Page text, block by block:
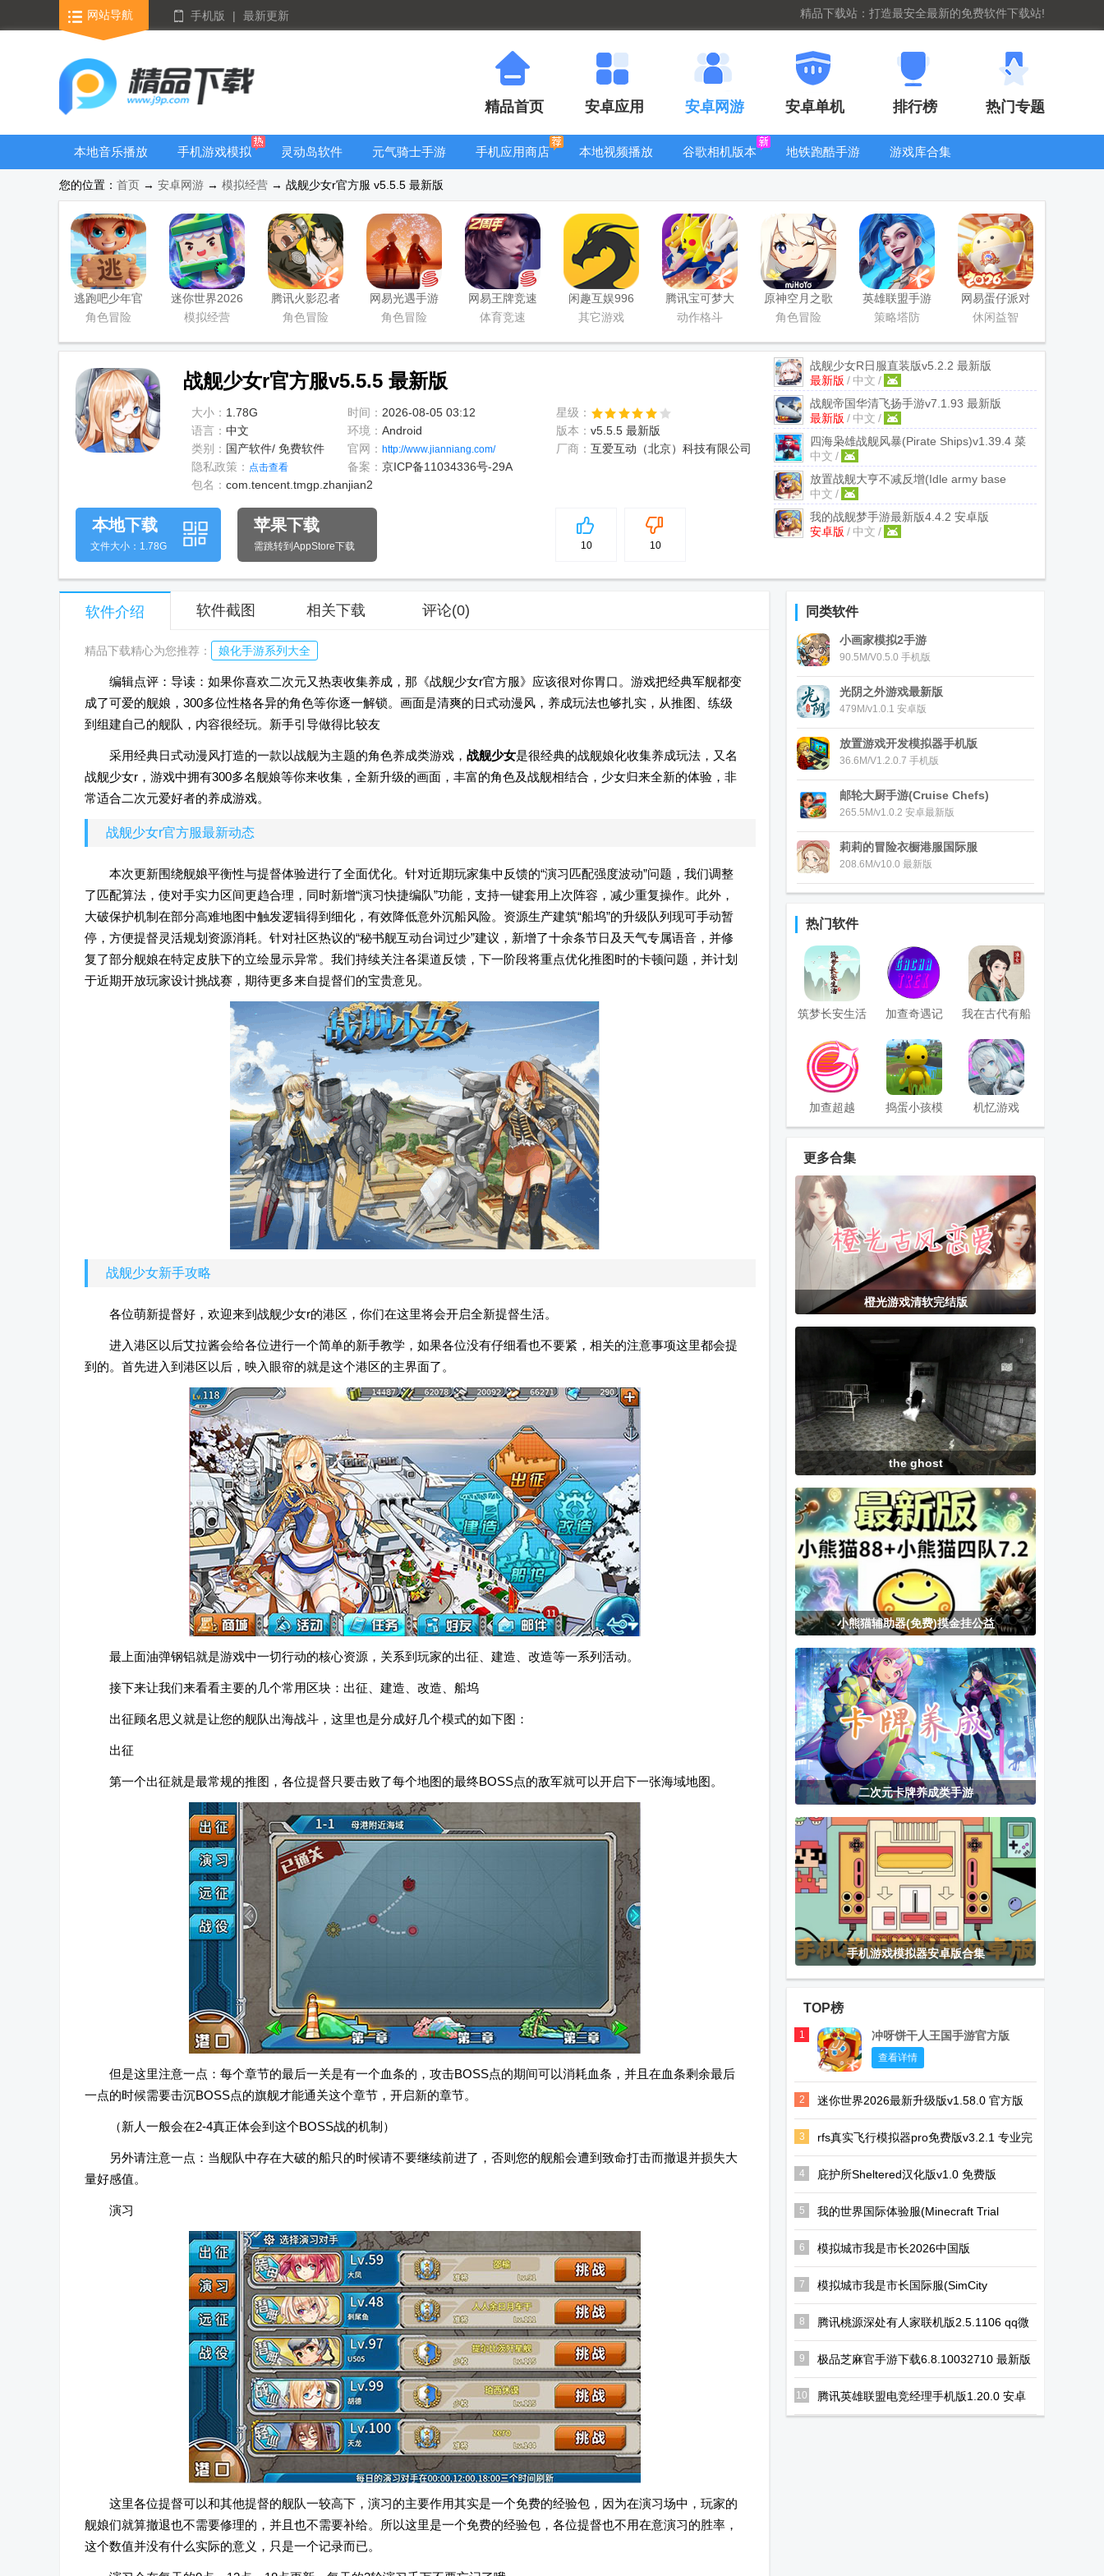
网站导航 手机版 | 最新更新 精品下载站：打造最安全最新的免费软件下载站!
精品首页 安卓应用 安卓网游 安卓单机 排行榜 热门专题
本地音乐播放
手机游戏模拟
器安卓版合集
灵动岛软件
元气骑士手游
手机应用商店
本地视频播放
谷歌相机版本
地铁跑酷手游
游戏库合集
看器
您的位置： 首页 → 安卓网游 → 模拟经营 → 战舰少女r官方服 v5.5.5 最新版
逃跑吧少年官
方版
角色冒险
迷你世界2026
最新升级版
模拟经营
腾讯火影忍者
忍者新世代
角色冒险
网易光遇手游
正版
角色冒险
网易王牌竞速
手游
体育竞速
闲趣互娱996
传奇盒子官方
其它游戏
腾讯宝可梦大
集结国服正式
动作格斗
原神空月之歌
版本
角色冒险
英雄联盟手游
国服正版
策略塔防
网易蛋仔派对
工坊版游戏
休闲益智
战舰少女r官方服v5.5.5 最新版
大小： 1.78G 时间： 2026-08-05 03:12
星级：
语言： 中文 环境： Android 版本： v5.5.5 最新版
类别： 国产软件/ 免费软件 官网： http://www.jianniang.com/ 厂商： 互爱互动（北京）科技有限公司
隐私政策： 点击查看 备案： 京ICP备11034336号-29A
包名： com.tencent.tmgp.zhanjian2
战舰少女R日服直装版v5.2.2 最新版
最新版 / 中文 /
战舰帝国华清飞扬手游v7.1.93 最新版
最新版 / 中文 /
四海枭雄战舰风暴(Pirate Ships)v1.39.4 菜
单版
中文 /
放置战舰大亨不减反增(Idle army base
tycoon)v4.8 无限金币
中文 /
我的战舰梦手游最新版4.4.2 安卓版
安卓版 / 中文 /
5
10 10
本地下载
文件大小：1.78G
苹果下载
需跳转到AppStore下载
软件介绍 软件截图 相关下载 评论(0)
精品下载精心为您推荐： 娘化手游系列大全
编辑点评：导读：如果你喜欢二次元又热衷收集养成，那《战舰少女r官方服》应该很对你胃口。游戏把经典军舰都变
成了可爱的舰娘，300多位性格各异的角色等你逐一解锁。画面是清爽的日式动漫风，养成玩法也够扎实，从推图、练级
到组建自己的舰队，内容很经玩。新手引导做得比较友
采用经典日式动漫风打造的一款以战舰为主题的角色养成类游戏， 战舰少女是很经典的战舰娘化收集养成玩法，又名
战舰少女r，游戏中拥有300多名舰娘等你来收集，全新升级的画面，丰富的角色及战舰相结合，少女归来全新的体验，非
常适合二次元爱好者的养成游戏。
战舰少女r官方服最新动态
本次更新围绕舰娘平衡性与提督体验进行了全面优化。针对近期玩家集中反馈的“演习匹配强度波动”问题，我们调整
了匹配算法，使对手实力区间更趋合理，同时新增“演习快捷编队”功能，支持一键套用上次阵容，减少重复操作。此外，
大破保护机制在部分高难地图中触发逻辑得到细化，有效降低意外沉船风险。资源生产建筑“船坞”的升级队列现可手动暂
停，方便提督灵活规划资源消耗。针对社区热议的“秘书舰互动台词过少”建议，新增了十余条节日及天气专属语音，并修
复了部分舰娘在特定皮肤下的立绘显示异常。我们持续关注各渠道反馈，下一阶段将重点优化推图时的卡顿问题，并计划
于近期开放玩家设计挑战赛，期待更多来自提督们的宝贵意见。
战舰少女新手攻略
各位萌新提督好，欢迎来到战舰少女r的港区，你们在这里将会开启全新提督生活。
进入港区以后艾拉酱会给各位进行一个简单的新手教学，如果各位没有仔细看也不要紧，相关的注意事项这里都会提
到的。首先进入到港区以后，映入眼帘的就是这个港区的主界面了。
最上面油弹钢铝就是游戏中一切行动的核心资源，关系到玩家的出征、建造、改造等一系列活动。
接下来让我们来看看主要的几个常用区块：出征、建造、改造、船坞
出征顾名思义就是让您的舰队出海战斗，这里也是分成好几个模式的如下图：
出征
第一个出征就是最常规的推图，各位提督只要击败了每个地图的最终BOSS点的敌军就可以开启下一张海域地图。
但是这里注意一点：每个章节的最后一关是有一个血条的，攻击BOSS点的期间可以消耗血条，并且在血条剩余最后
一点的时候需要击沉BOSS点的旗舰才能通关这个章节，开启新的章节。
（新人一般会在2-4真正体会到这个BOSS战的机制）
另外请注意一点：当舰队中存在大破的船只的时候请不要继续前进了，否则您的舰船会遭到致命打击而撤退并损失大
量好感值。
演习
这里各位提督可以和其他提督的舰队一较高下，演习的主要作用其实是一个免费的经验包，因为在演习场中，玩家的
舰娘们就算撤退也不需要修理的，并且也不需要补给。所以这里是一个免费的经验包，各位提督也不用在意演习的胜率，
这个数值并没有什么实际的意义，只是一个记录而已。
同类软件
小画家模拟2手游
90.5M/V0.5.0 手机版
光阴之外游戏最新版
479M/v1.0.1 安卓版
放置游戏开发模拟器手机版
36.6M/V1.2.0.7 手机版
邮轮大厨手游(Cruise Chefs)
265.5M/v1.0.2 安卓最新版
莉莉的冒险衣橱港服国际服
208.6M/v10.0 最新版
热门软件
筑梦长安生活
游戏
加查奇遇记
Gacha Trek中
文版
我在古代有船
队1.1免广告版
加查超越
(Gacha Ultra)
捣蛋小孩模
拟.apk
机忆游戏
加查咖啡厅
(Gacha Cafe)
My virtual
baby care
game手游
小忍计划沙漠
篇(Viva
Project)直玩
版
畅游
PC模拟器
世嘉模拟器
披萨男孩GBA
模拟器(Pizza
Boy A Pro)
Fold Craft
Launcher手机
版
微信小游戏万
能修改器免费
版
拟器中文版
游
收清软完结版
更多合集
橙光游戏清软完结版
the ghost
小熊猫辅助器(免费)摸金挂公益
二次元卡牌养成类手游
手机游戏模拟器安卓版合集
TOP榜
1 冲呀饼干人王国手游官方版
查看详情
2 迷你世界2026最新升级版v1.58.0 官方版
3
rfs真实飞行模拟器pro免费版v3.2.1 专业完
整版
4 庇护所Sheltered汉化版v1.0 免费版
5
我的世界国际体验服(Minecraft Trial
apk)v1.19.73.02最新免费版
6
模拟城市我是市长2026中国版
v2.2.21445.33139 qq登录
7
模拟城市我是市长国际服(SimCity
BuildIt)v1.78.1.13772656 谷歌正版
8
腾讯桃源深处有人家联机版2.5.1106 qq微
信登录版【附兑换码】
9 极品芝麻官手游下载6.8.10032710 最新版
10
腾讯英雄联盟电竞经理手机版1.20.0 安卓
最新版